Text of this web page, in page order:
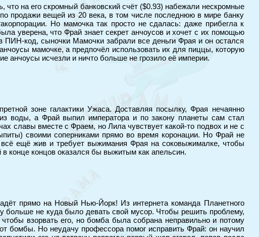
на его скромный банковский счёт ($0.93) набежали нескромные
продажи вещей из 20 века, в том числе последнюю в мире банку
Но мамочка так просто не сдалась: даже прибегла к
уверена, что Фрай знает секрет анчоусов и хочет с их помощью
код, сыночки Мамочки забрали все деньги Фрая и он остался
мамочке, а предпочёл использовать их для пиццы, которую
анчоусы исчезли и ничто больше не грозило её империи.
зоне галактики Ужаса. Доставляя посылку, Фрая нечаянно
воды, а Фрай выпил императора и по закону планеты сам стал
славы вместе с Фраем, но Лила чувствует какой-то подвох и не с
своими соперниками прямо во время коронации. Но Фрай не
ещё жив и требует выжимания Фрая на соковыжималке, чтобы
конце концов оказался бы выжитым как апельсин.
прямо на Новый Нью-Йорк! Из интернета команда Планетного
больше не куда было девать свой мусор. Чтобы решить проблему,
взорвать его, но бомба была собрана неправильно и потому
бомбы. Но неудачу профессора помог исправить Фрай: он научил